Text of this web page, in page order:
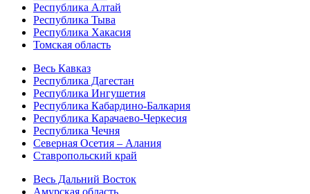
Республика Алтай
Республика Тыва
Республика Хакасия
Томская область
Весь Кавказ
Республика Дагестан
Республика Ингушетия
Республика Кабардино-Балкария
Республика Карачаево-Черкесия
Республика Чечня
Северная Осетия – Алания
Ставропольский край
Весь Дальний Восток
Амурская область